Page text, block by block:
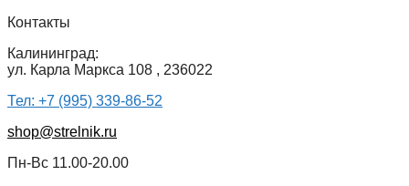
Контакты
Калининград:
ул. Карла Маркса 108 , 236022
Тел: +7 (995) 339-86-52
shop@strelnik.ru
Пн-Вс 11.00-20.00